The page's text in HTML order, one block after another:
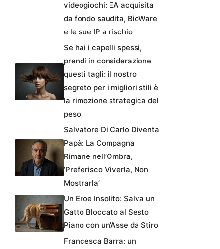
videogiochi: EA acquisita
da fondo saudita, BioWare
e le sue IP a rischio
Se hai i capelli spessi,
prendi in considerazione
questi tagli: il nostro
segreto per i migliori stili è
la rimozione strategica del
peso
Salvatore Di Carlo Diventa
Papà: La Compagna
Rimane nell’Ombra,
‘Preferisco Viverla, Non
Mostrarla’
Un Eroe Insolito: Salva un
Gatto Bloccato al Sesto
Piano con un’Asse da Stiro
Francesca Barra: un